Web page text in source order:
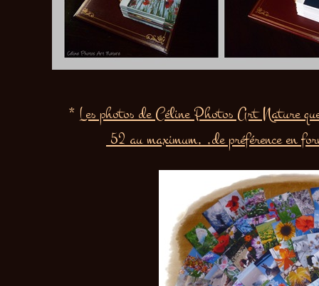
* Les photos de Céline Photos Art Nature
52 au maximum, ,de préférence en